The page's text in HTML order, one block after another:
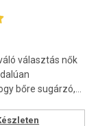
választás nők
bőre sugárzó,...